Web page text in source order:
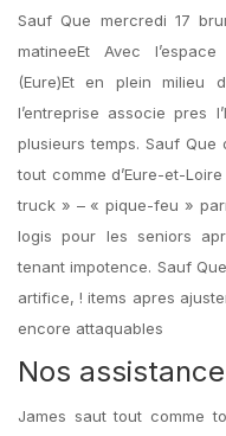
Sauf Que mercredi 17
matineeEt Avec
(Eure)Et en plein milieu
l’entreprise associe pres
plusieurs temps. Sauf Que
tout comme d’Eure-et-
truck » – « pique-feu »
logis pour les seniors
tenant impotence. Sauf
artifice, ! items apres
encore attaquables
Nos
James saut tout comme